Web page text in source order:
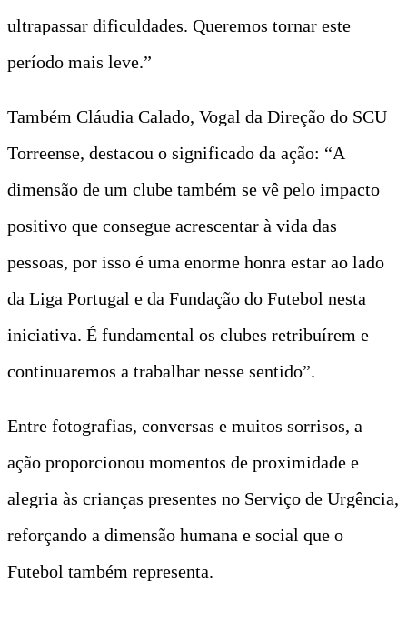
ultrapassar dificuldades. Queremos tornar este
período mais leve.”
Também Cláudia Calado, Vogal da Direção do SCU
Torreense, destacou o significado da ação: “A
dimensão de um clube também se vê pelo impacto
positivo que consegue acrescentar à vida das
pessoas, por isso é uma enorme honra estar ao lado
da Liga Portugal e da Fundação do Futebol nesta
iniciativa. É fundamental os clubes retribuírem e
continuaremos a trabalhar nesse sentido”.
Entre fotografias, conversas e muitos sorrisos, a
ação proporcionou momentos de proximidade e
alegria às crianças presentes no Serviço de Urgência,
reforçando a dimensão humana e social que o
Futebol também representa.